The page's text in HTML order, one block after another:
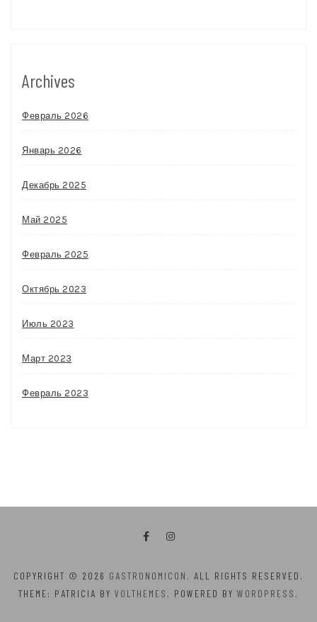
Archives
Февраль 2026
Январь 2026
Декабрь 2025
Май 2025
Февраль 2025
Октябрь 2023
Июль 2023
Март 2023
Февраль 2023
COPYRIGHT © 2026 GASTRONOMICON . ALL RIGHTS RESERVED.
THEME: PATRICIA BY VOLTHEMES . POWERED BY WORDPRESS .